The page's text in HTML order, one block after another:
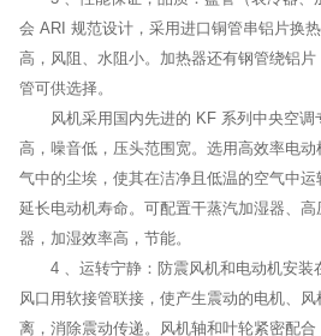
会 ARI 规范设计，采用进口铜管串铝片换
高，风阻、水阻小。加热器还有钢管绕铝
管可供选择。
风机采用国内先进的 KF 系列中央空调
高，噪音低，压头范围宽。选用高效率电
气中的尘埃，使其在洁净且低温的空气中
延长电动机寿命。可配置干蒸汽加湿器、
器，加湿效率高，节能。
4 、运转宁静：防震风机和电动机安装
风口用软接管联接，使产生震动的电机、
离，消除震动传递。风机轴和叶轮紧密配